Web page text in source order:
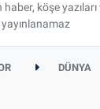
köşe
DÜNYA